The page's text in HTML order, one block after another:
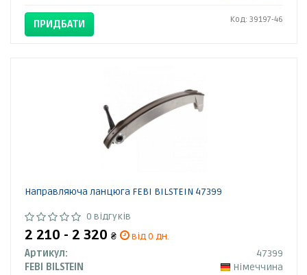
ПРИДБАТИ Код: 39197-46
Направляюча ланцюга FEBI BILSTEIN 47399
0 відгуків
2 210 - 2 320 ₴
від 0 дн.
Артикул:
47399
FEBI BILSTEIN
Німеччина